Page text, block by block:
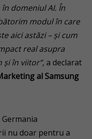
domeniul AI. În
modul în care
aici astăzi – și cum
real asupra
în viitor”, a declarat
al Samsung
nu doar pentru a